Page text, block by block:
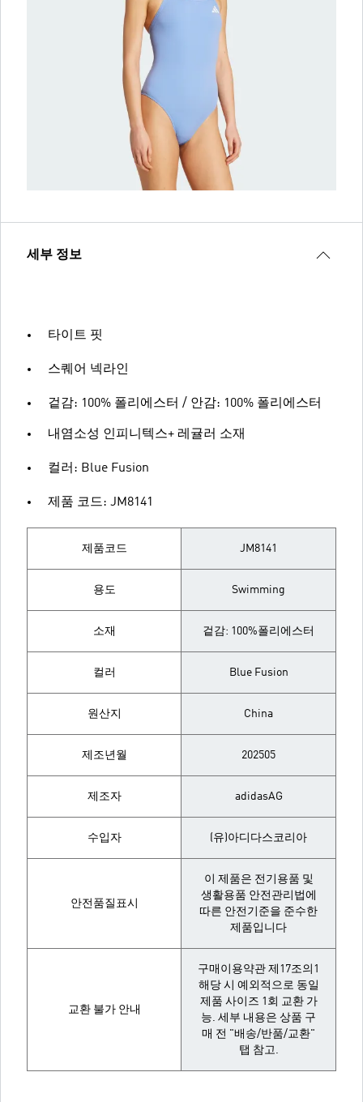
세부 정보
타이트 핏
스퀘어 넥라인
겉감: 100% 폴리에스터 / 안감: 100% 폴리에스터
내염소성 인피니텍스+ 레귤러 소재
컬러: Blue Fusion
제품 코드: JM8141
제품코드 JM8141
용도 Swimming
소재 겉감: 100%폴리에스터
컬러 Blue Fusion
원산지 China
제조년월 202505
제조자 adidasAG
수입자 (유)아디다스코리아
안전품질표시
이 제품은 전기용품 및
생활용품 안전관리법에
따른 안전기준을 준수한
제품입니다
교환 불가 안내
구매이용약관 제17조의1
해당 시 예외적으로 동일
제품 사이즈 1회 교환 가
능. 세부 내용은 상품 구
매 전 "배송/반품/교환"
탭 참고.